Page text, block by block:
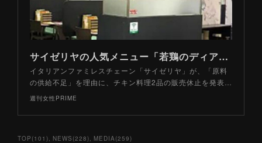
サイゼリヤの人気メニュー「若鶏のディアボラ風」販売再開も危惧される“食の海外依存”、家庭を襲う「チキンショックの余波」 | 週刊女性PRIME
イタリアンファミレスチェーン「サイゼリヤ」が、「原料
の供給不足」を理由に、チキン料理2品の販売休止を発表…
週刊女性PRIME
TOP (101 ) NEWS (228) MEDIA(259)